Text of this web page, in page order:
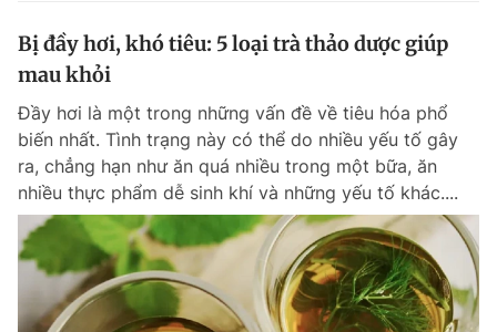
Bị đầy hơi, khó tiêu: 5 loại trà thảo dược giúp
mau khỏi
Đầy hơi là một trong những vấn đề về tiêu hóa phổ
biến nhất. Tình trạng này có thể do nhiều yếu tố gây
ra, chẳng hạn như ăn quá nhiều trong một bữa, ăn
nhiều thực phẩm dễ sinh khí và những yếu tố khác....